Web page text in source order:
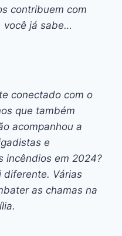
contribuem com
você já sabe…
conectado com o
que também
acompanhou a
e
incêndios em 2024?
diferente. Várias
as chamas na